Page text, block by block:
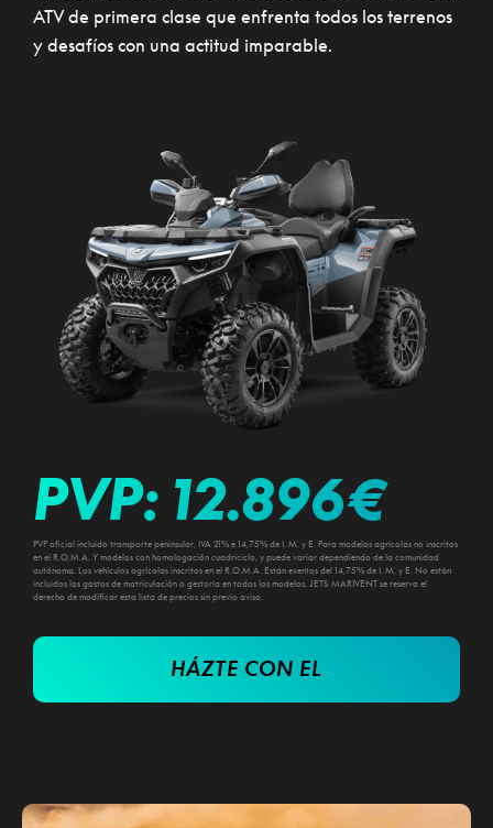
ATV de primera clase que enfrenta todos los terrenos
y desafíos con una actitud imparable.
PVP: 12.896€
PVP oficial incluido transporte peninsular, IVA 21% e 14,75% de I. M. y E. Para modelos agrícolas no inscritos
en el R.O.M.A. Y modelos con homologación cuadriciclo, y puede variar dependiendo de la comunidad
autónoma. Los vehículos agrícolas inscritos en el R.O.M.A. Están exentos del 14,75% de I. M. y E. No están
incluidos los gastos de matriculación o gestoría en todos los modelos. JETS MARIVENT se reserva el
derecho de modificar esta lista de precios sin previo aviso.
HÁZTE CON EL